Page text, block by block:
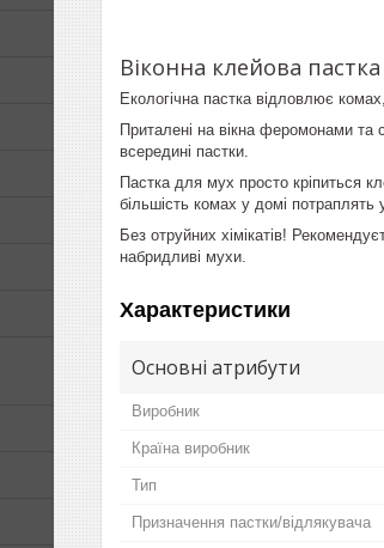
Віконна клейова
Екологічна пастка відловлює
Приталені на вікна феромонами
всередині пастки.
Пастка для мух просто кріпиться
більшість комах у домі потраплять
Без отруйних хімікатів!
набридливі мухи.
Характеристики
Основні атрибути
Виробник
Країна виробник
Тип
Призначення пастки/відлякувача